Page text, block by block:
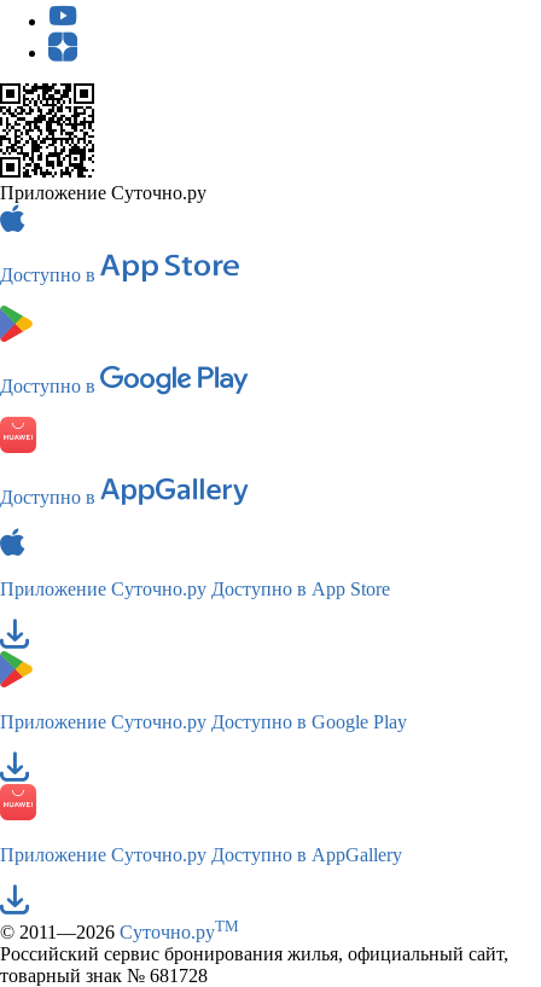
Приложение Суточно.ру
Доступно в
Доступно в
Доступно в
Приложение Суточно.ру Доступно в App Store
Приложение Суточно.ру Доступно в Google Play
Приложение Суточно.ру Доступно в AppGallery
© 2011—2026 Суточно.руTM
Российский сервис бронирования жилья, официальный сайт,
товарный знак № 681728